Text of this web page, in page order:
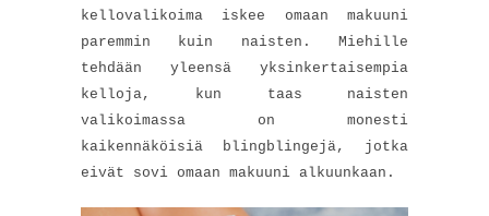
kellovalikoima iskee omaan makuuni
paremmin kuin naisten. Miehille
tehdään yleensä yksinkertaisempia
kelloja, kun taas naisten
valikoimassa on monesti
kaikennäköisiä blingblingejä, jotka
eivät sovi omaan makuuni alkuunkaan.